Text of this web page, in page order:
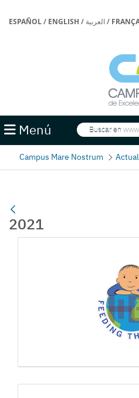
ESPAÑOL/ ENGLISH / العربية/
Menú Buscar
Campus Mare Nostrum
2021